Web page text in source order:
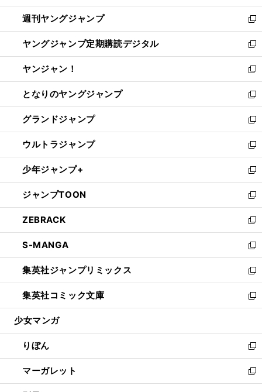
開
く
ウ
で
開
く
ン
ド
ウ
で
開
く
ウ
ィ
ン
ド
ウ
で
開
く
週刊ヤングジャンプ
新
し
い
ウ
ィ
ン
ド
ウ
で
開
く
ヤングジャンプ定期購読デジタル
新
し
い
ウ
ィ
ン
ド
ウ
で
開
く
ヤンジャン！
新
し
い
ウ
ィ
ン
ド
ウ
で
開
く
となりのヤングジャンプ
新
し
い
ウ
ィ
ン
ド
ウ
で
開
く
グランドジャンプ
新
し
い
ウ
ィ
ン
ド
ウ
で
開
く
ウルトラジャンプ
新
し
い
ウ
ィ
ン
ド
ウ
で
開
く
少年ジャンプ+
新
し
い
ウ
ィ
ン
ド
ウ
で
開
く
ジャンプTOON
新
し
い
ウ
ィ
ン
ド
ウ
で
開
ZEBRACK
新
し
い
ウ
ィ
ン
ド
ウ
開
く
S-MANGA
新
し
い
ウ
ィ
ン
ウ
で
開
く
集英社ジャンプリミックス
新
し
い
ウ
ン
ド
ウ
で
開
集英社コミック文庫
新
し
ウ
ィ
ン
ド
ウ
少女マンガ
りぼん
新
し
い
ウ
マーガレット
新
し